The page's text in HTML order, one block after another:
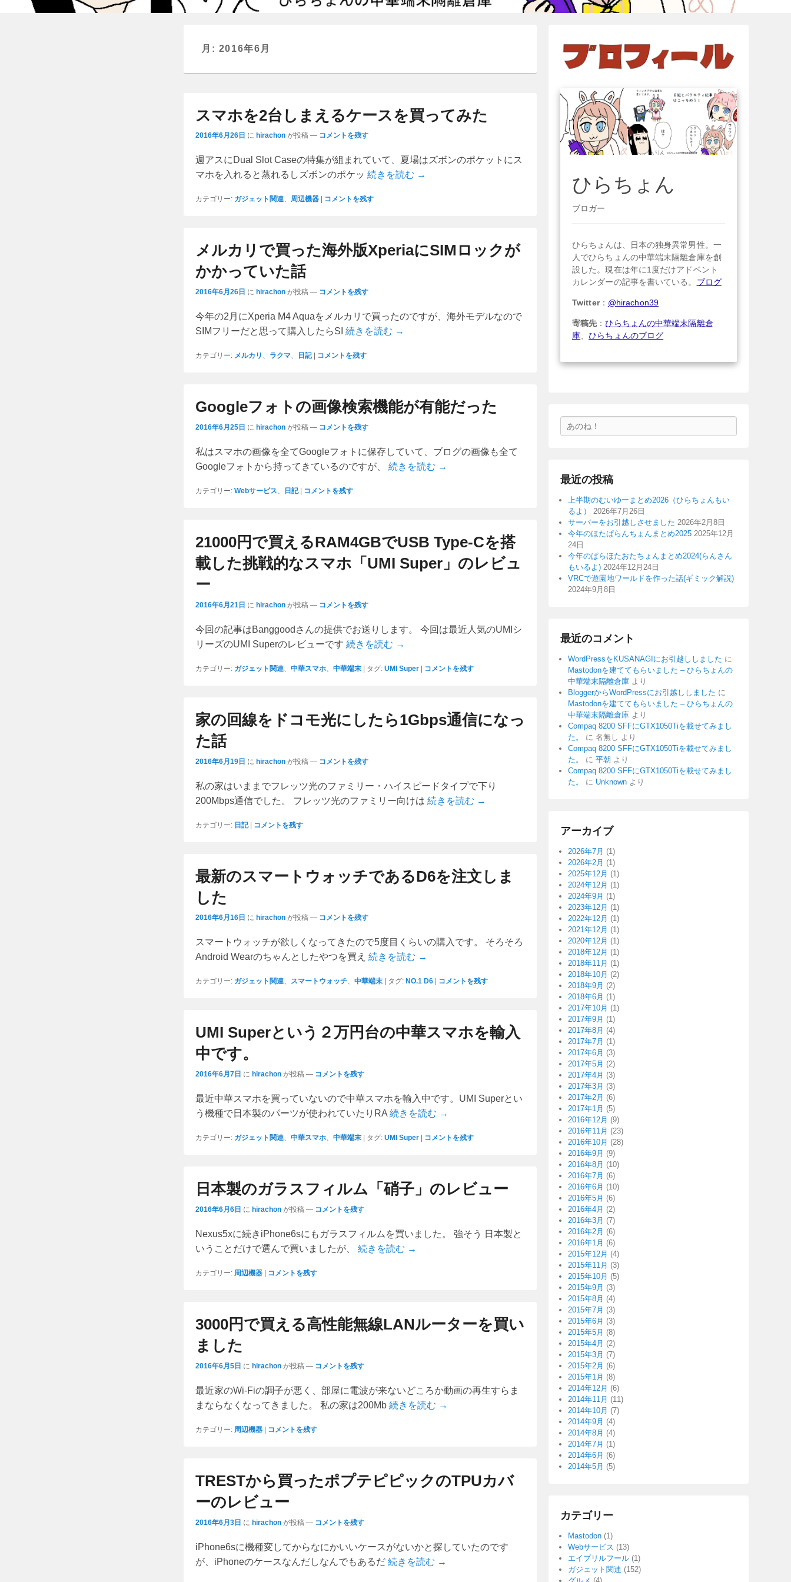
月: 2016年6月
スマホを2台しまえるケースを買ってみた
2016年6月26日 に hirachon が投稿 — コメントを残す
週アスにDual Slot Caseの特集が組まれていて、夏場はズボンのポケットにス
マホを入れると蒸れるしズボンのポケッ 続きを読む →
カテゴリー: ガジェット関連、 周辺機器 コメントを残す
メルカリで買った海外版XperiaにSIMロックが
かかっていた話
2016年6月26日 に hirachon が投稿 — コメントを残す
今年の2月にXperia M4 Aquaをメルカリで買ったのですが、海外モデルなので
SIMフリーだと思って購入したらSI 続きを読む →
カテゴリー: メルカリ 、 ラクマ、 日記 コメントを残す
Googleフォトの画像検索機能が有能だった
2016年6月25日 に hirachon が投稿 — コメントを残す
私はスマホの画像を全てGoogleフォトに保存していて、ブログの画像も全て
Googleフォトから持ってきているのですが、 続きを読む →
カテゴリー: Webサービス、 日記 コメントを残す
21000円で買えるRAM4GBでUSB Type-Cを搭
載した挑戦的なスマホ「UMI Super」のレビュ
ー
2016年6月21日 に hirachon が投稿 — コメントを残す
今回の記事はBanggoodさんの提供でお送りします。 今回は最近人気のUMIシ
リーズのUMI Superのレビューです 続きを読む →
カテゴリー: ガジェット関連、 中華スマホ、 中華端末 | タグ: UMI Super | コメントを残す
家の回線をドコモ光にしたら1Gbps通信になっ
た話
2016年6月19日 に hirachon が投稿 — コメントを残す
私の家はいままでフレッツ光のファミリー・ハイスピードタイプで下り
200Mbps通信でした。 フレッツ光のファミリー向けは 続きを読む →
カテゴリー: 日記 | コメントを残す
最新のスマートウォッチであるD6を注文しま
した
2016年6月16日 に hirachon が投稿 — コメントを残す
スマートウォッチが欲しくなってきたので5度目くらいの購入です。 そろそろ
Android Wearのちゃんとしたやつを買え 続きを読む →
カテゴリー: ガジェット関連、 スマートウォッチ、 中華端末 タグ: NO.1 D6 コメントを残す
UMI Superという２万円台の中華スマホを輸入
中です。
2016年6月7日 に hirachon が投稿 — コメントを残す
最近中華スマホを買っていないので中華スマホを輸入中です。UMI Superとい
う機種で日本製のパーツが使われていたりRA 続きを読む →
カテゴリー: ガジェット関連、 中華スマホ、 中華端末 タグ: UMI Super コメントを残す
日本製のガラスフィルム「硝子」のレビュー
2016年6月6日 に hirachon が投稿 — コメントを残す
Nexus5xに続きiPhone6sにもガラスフィルムを買いました。 強そう 日本製と
いうことだけで選んで買いましたが、 続きを読む →
カテゴリー: 周辺機器 コメントを残す
3000円で買える高性能無線LANルーターを買い
ました
2016年6月5日 に hirachon が投稿 — コメントを残す
最近家のWi-Fiの調子が悪く、部屋に電波が来ないどころか動画の再生すらま
まならなくなってきました。 私の家は200Mb 続きを読む →
カテゴリー: 周辺機器 | コメントを残す
TRESTから買ったポプテピピックのTPUカバ
ーのレビュー
2016年6月3日 に hirachon が投稿 — コメントを残す
iPhone6sに機種変してからなにかいいケースがないかと探していたのです
が、iPhoneのケースなんだしなんでもあるだ 続きを読む →
ひらちょん
ブロガー
ひらちょんは、日本の独身異常男性。一
人でひらちょんの中華端末隔離倉庫を創
設した。現在は年に1度だけアドベント
カレンダーの記事を書いている。 ブログ
Twitter： @hirachon39
寄稿先 ：ひらちょんの中華端末隔離倉
庫 、ひらちょんのブログ
索
最近の投稿
上半期のむいゆーまとめ2026（ひらちょんもい
るよ）
2026年7月26日
サーバーをお引越しさせました 2026年2月8日
今年のほたぱらんちょんまとめ2025 2025年12月
24日
今年のぱらほたおたちょんまとめ2024(らんさん
もいるよ) 2024年12月24日
VRCで遊園地ワールドを作った話(ギミック解説)
2024年9月8日
最近のコメント
WordPressをKUSANAGIにお引越ししました に
Mastodonを建ててもらいました – ひらちょんの
中華端末隔離倉庫 より
BloggerからWordPressにお引越ししました に
Mastodonを建ててもらいました – ひらちょんの
中華端末隔離倉庫 より
Compaq 8200 SFFにGTX1050Tiを載せてみまし
た。
に 名無し より
Compaq 8200 SFFにGTX1050Tiを載せてみまし
た。
に 平朝 より
Compaq 8200 SFFにGTX1050Tiを載せてみまし
た。
に Unknown より
アーカイブ
2026年7月 (1)
2026年2月 (1)
2025年12月 (1)
2024年12月 (1)
2024年9月 (1)
2023年12月 (1)
2022年12月 (1)
2021年12月 (1)
2020年12月 (1)
2018年12月 (1)
2018年11月 (1)
2018年10月 (2)
2018年9月 (2)
2018年6月 (1)
2017年10月 (1)
2017年9月 (1)
2017年8月 (4)
2017年7月 (1)
2017年6月 (3)
2017年5月 (2)
2017年4月 (3)
2017年3月 (3)
2017年2月 (6)
2017年1月 (5)
2016年12月 (9)
2016年11月 (23)
2016年10月 (28)
2016年9月 (9)
2016年8月 (10)
2016年7月 (6)
2016年6月 (10)
2016年5月 (6)
2016年4月 (2)
2016年3月 (7)
2016年2月 (6)
2016年1月 (6)
2015年12月 (4)
2015年11月 (3)
2015年10月 (5)
2015年9月 (3)
2015年8月 (4)
2015年7月 (3)
2015年6月 (3)
2015年5月 (8)
2015年4月 (2)
2015年3月 (7)
2015年2月 (6)
2015年1月 (8)
2014年12月 (6)
2014年11月 (11)
2014年10月 (7)
2014年9月 (4)
2014年8月 (4)
2014年7月 (1)
2014年6月 (6)
2014年5月 (5)
カテゴリー
Mastodon (1)
Webサービス (13)
エイプリルフール (1)
ガジェット関連 (152)